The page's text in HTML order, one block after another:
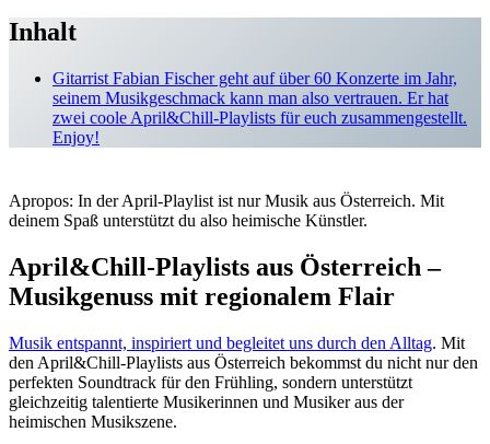
Inhalt
Gitarrist Fabian Fischer geht auf über 60 Konzerte im Jahr,
seinem Musikgeschmack kann man also vertrauen. Er hat
zwei coole April&Chill-Playlists für euch zusammengestellt.
Enjoy!
Apropos: In der April-Playlist ist nur Musik aus Österreich. Mit
deinem Spaß unterstützt du also heimische Künstler.
April&Chill-Playlists aus Österreich –
Musikgenuss mit regionalem Flair
Musik entspannt, inspiriert und begleitet uns durch den Alltag. Mit
den April&Chill-Playlists aus Österreich bekommst du nicht nur den
perfekten Soundtrack für den Frühling, sondern unterstützt
gleichzeitig talentierte Musikerinnen und Musiker aus der
heimischen Musikszene.